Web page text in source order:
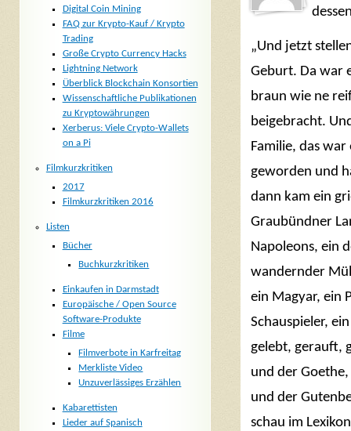
„Und jetzt
Geburt. Da war
braun wie ne
beigebracht.
Familie, das
geworden und
dann kam ein
Graubündner
Napoleons, ein
wandernder
ein Magyar, ein
Schauspieler,
gelebt, gerauft,
und der
und der
schau im
Digital Coin Mining
FAQ zur Krypto-Kauf / Krypto
Trading
Große Crypto Currency Hacks
Lightning Network
Überblick Blockchain Konsortien
Wissenschaftliche Publikationen
zu Kryptowährungen
Xerberus: Viele Crypto-Wallets
on a Pi
Filmkurzkritiken
2017
Filmkurzkritiken 2016
Listen
Bücher
Buchkurzkritiken
Einkaufen in Darmstadt
Europäische / Open Source
Software-Produkte
Filme
Filmverbote in Karfreitag
Merkliste Video
Unzuverlässiges Erzählen
Kabarettisten
Lieder auf Spanisch